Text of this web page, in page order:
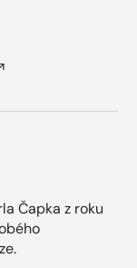
Čapka z roku